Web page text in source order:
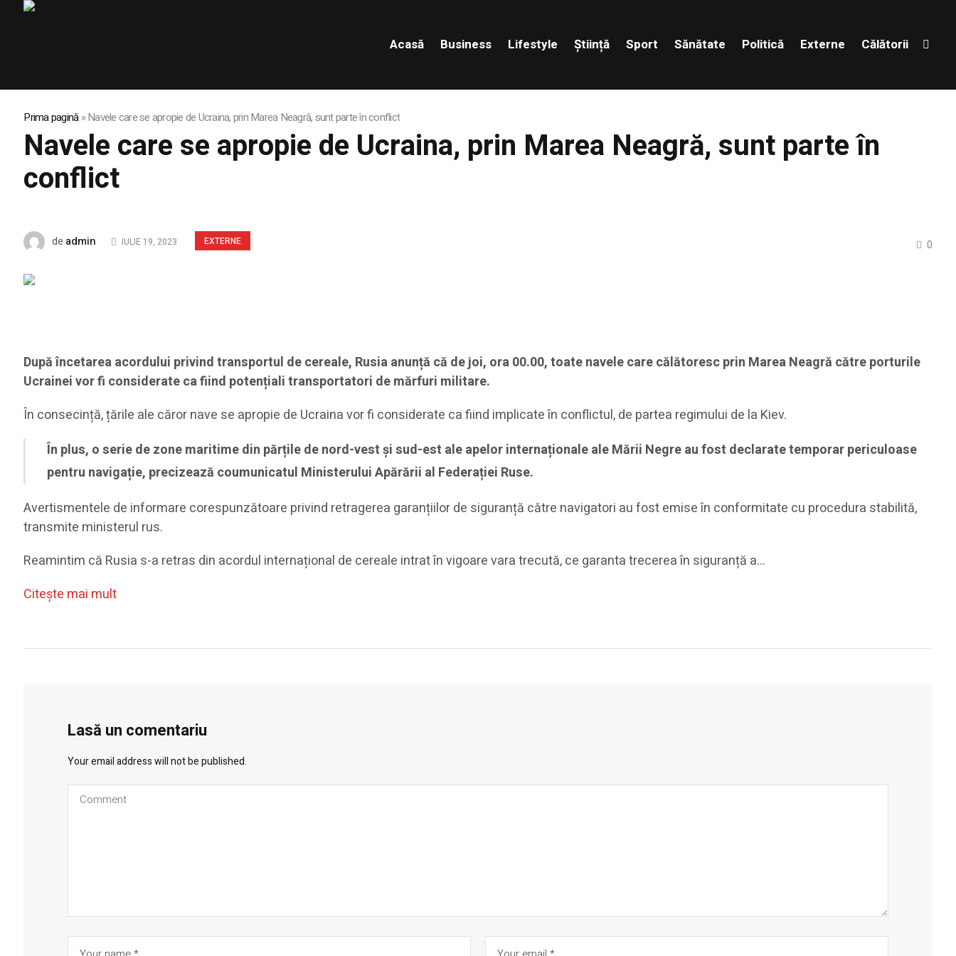
Acasă Business Lifestyle Știință Sport Sănătate Politică Externe Călătorii
Prima pagină»Navele care se apropie de Ucraina, prin Marea Neagră, sunt parte în conflict
Navele care se apropie de Ucraina, prin Marea Neagră, sunt parte în
conflict
EXTERNE 0
de admin IULIE 19, 2023
După încetarea acordului privind transportul de cereale, Rusia anunță că de joi, ora 00.00, toate navele care călătoresc prin Marea Neagră către porturile
Ucrainei vor fi considerate ca fiind potențiali transportatori de mărfuri militare.
În consecință, țările ale căror nave se apropie de Ucraina vor fi considerate ca fiind implicate în conflictul, de partea regimului de la Kiev.
În plus, o serie de zone maritime din părțile de nord-vest și sud-est ale apelor internaționale ale Mării Negre au fost declarate temporar periculoase
pentru navigație, precizează coumunicatul Ministerului Apărării al Federației Ruse.
Avertismentele de informare corespunzătoare privind retragerea garanțiilor de siguranță către navigatori au fost emise în conformitate cu procedura stabilită,
transmite ministerul rus.
Reamintim că Rusia s-a retras din acordul internațional de cereale intrat în vigoare vara trecută, ce garanta trecerea în siguranță a…
Citeşte mai mult
Lasă un comentariu
Your email address will not be published.